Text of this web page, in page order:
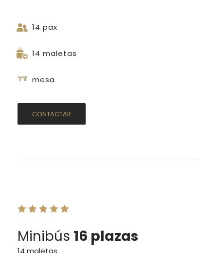
14 pax
14 maletas
mesa
CONTACTAR
Minibús 16 plazas
14 maletas